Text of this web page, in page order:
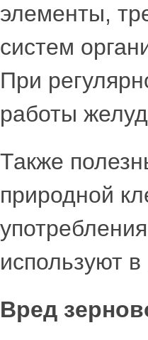
элементы,
систем
При
работы
Также
природной
используют в
Вред